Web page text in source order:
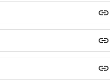
insert_link
insert_link
insert_link